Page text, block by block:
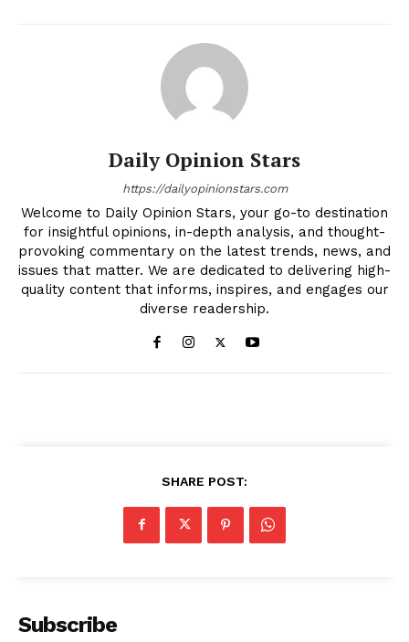
Daily Opinion Stars
https://dailyopinionstars.com
Welcome to Daily Opinion Stars, your go-to destination
for insightful opinions, in-depth analysis, and thought-
provoking commentary on the latest trends, news, and
issues that matter. We are dedicated to delivering high-
quality content that informs, inspires, and engages our
diverse readership.
SHARE POST:
Subscribe